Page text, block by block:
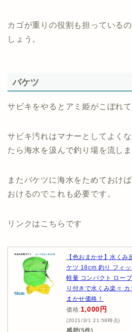
カゴが重りの役割も担っている
しょう。
バケツ
サビキをやるとアミ姫がこぼれ
サビキ汚れはマナーとしてよく
たら海水を汲んで釣り場を流しま
またバケツに海水をためておけ
おけるのでこれも必要です。
リンクはこちらです
【色おまかせ】水くみ
ケツ 18cm 釣り フィ
軽量 コンパクト ロー
り付きで水くみ楽々 カ
まかせ価格！
価格:1,000円
(2021/3/1 21:58時点)
感想(5件)